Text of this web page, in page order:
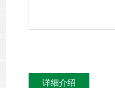
详细介绍